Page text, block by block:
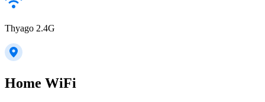
Thyago 2.4G
Home WiFi